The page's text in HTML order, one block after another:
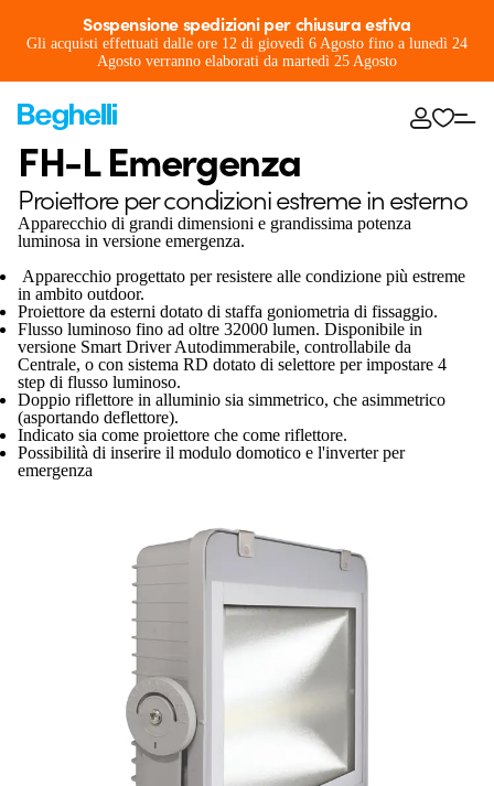
Sospensione spedizioni per chiusura estiva
Gli acquisti effettuati dalle ore 12 di giovedì 6 Agosto fino a lunedì 24
Agosto verranno elaborati da martedì 25 Agosto
FH-L Emergenza
Proiettore per condizioni estreme in esterno
Apparecchio di grandi dimensioni e grandissima potenza
luminosa in versione emergenza.
Apparecchio progettato per resistere alle condizione più estreme
in ambito outdoor.
Proiettore da esterni dotato di staffa goniometria di fissaggio.
Flusso luminoso fino ad oltre 32000 lumen. Disponibile in
versione Smart Driver Autodimmerabile, controllabile da
Centrale, o con sistema RD dotato di selettore per impostare 4
step di flusso luminoso.
Doppio riflettore in alluminio sia simmetrico, che asimmetrico
(asportando deflettore).
Indicato sia come proiettore che come riflettore.
Possibilità di inserire il modulo domotico e l'inverter per
emergenza